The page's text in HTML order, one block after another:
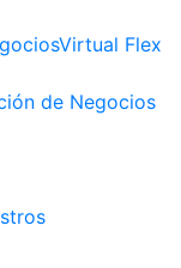
Virtual Flex
de Negocios